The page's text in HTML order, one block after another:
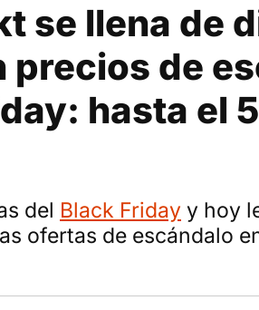
se llena de
precios de
hasta el
del Black Friday y hoy
ofertas de escándalo